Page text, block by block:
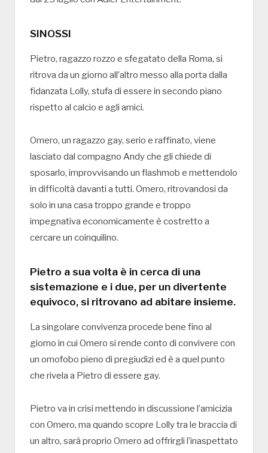
SINOSSI
Pietro, ragazzo rozzo e sfegatato della Roma, si
ritrova da un giorno all’altro messo alla porta dalla
fidanzata Lolly, stufa di essere in secondo piano
rispetto al calcio e agli amici.
Omero, un ragazzo gay, serio e raffinato, viene
lasciato dal compagno Andy che gli chiede di
sposarlo, improvvisando un flashmob e mettendolo
in difficoltà davanti a tutti. Omero, ritrovandosi da
solo in una casa troppo grande e troppo
impegnativa economicamente è costretto a
cercare un coinquilino.
Pietro a sua volta è in cerca di una
sistemazione e i due, per un divertente
equivoco, si ritrovano ad abitare insieme.
La singolare convivenza procede bene fino al
giorno in cui Omero si rende conto di convivere con
un omofobo pieno di pregiudizi ed è a quel punto
che rivela a Pietro di essere gay.
Pietro va in crisi mettendo in discussione l’amicizia
con Omero, ma quando scopre Lolly tra le braccia di
un altro, sarà proprio Omero ad offrirgli l’inaspettato